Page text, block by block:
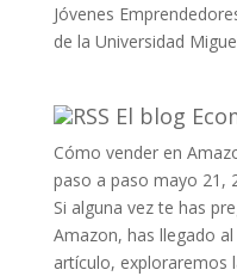
Jóvenes
de la Universidad
El blog
Cómo vender en
paso a paso mayo 21,
Si alguna vez te has
Amazon, has llegado
artículo, exploraremos